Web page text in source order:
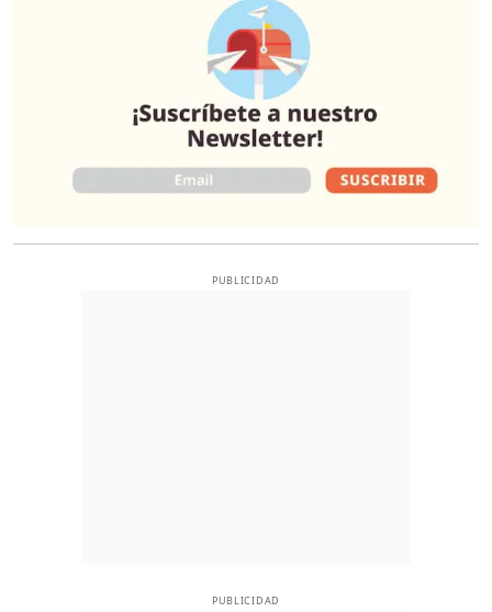
PUBLICIDAD
PUBLICIDAD